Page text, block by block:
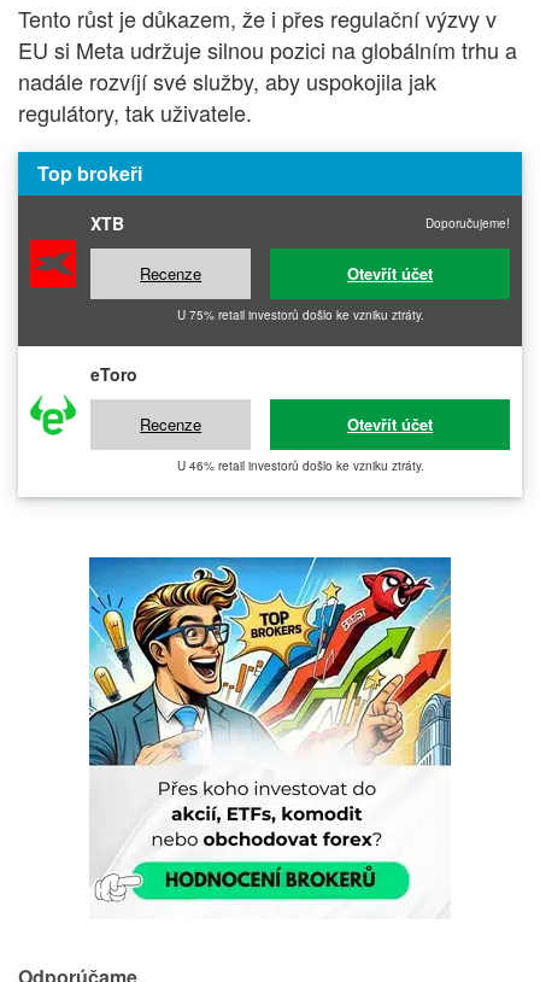
Tento růst je důkazem, že i přes regulační výzvy v
EU si Meta udržuje silnou pozici na globálním trhu a
nadále rozvíjí své služby, aby uspokojila jak
regulátory, tak uživatele.
Top brokeři
XTB Doporučujeme!
Recenze Otevřít účet
U 75% retail investorů došlo ke vzniku ztráty.
eToro
Recenze Otevřít účet
U 46% retail investorů došlo ke vzniku ztráty.
Odporúčame